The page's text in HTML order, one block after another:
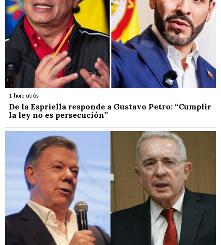
1 hora atrás
De la Espriella responde a Gustavo Petro: “Cumplir
la ley no es persecución”